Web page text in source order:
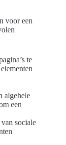
voor een
te
algehele
een
sociale